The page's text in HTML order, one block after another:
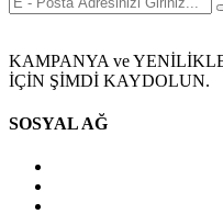
KAMPANYA ve
İÇİN ŞİMDİ KAYDOLUN.
SOSYAL AĞ